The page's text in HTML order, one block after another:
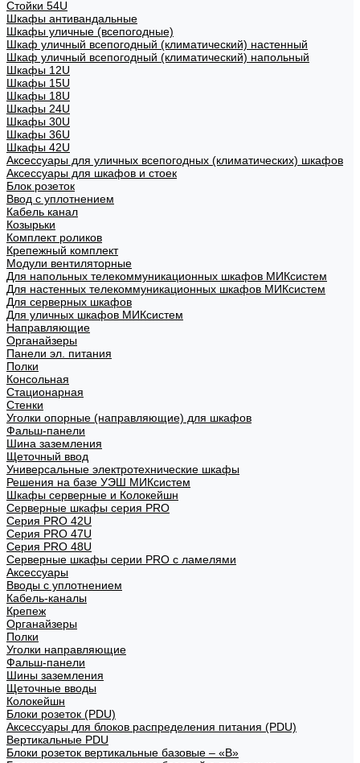
Стойки 54U
Шкафы антивандальные
Шкафы уличные (всепогодные)
Шкаф уличный всепогодный (климатический) настенный
Шкаф уличный всепогодный (климатический) напольный
Шкафы 12U
Шкафы 15U
Шкафы 18U
Шкафы 24U
Шкафы 30U
Шкафы 36U
Шкафы 42U
Аксессуары для уличных всепогодных (климатических) шкафов
Аксессуары для шкафов и стоек
Блок розеток
Ввод с уплотнением
Кабель канал
Козырьки
Комплект роликов
Крепежный комплект
Модули вентиляторные
Для напольных телекоммуникационных шкафов МИКсистем
Для настенных телекоммуникационных шкафов МИКсистем
Для серверных шкафов
Для уличных шкафов МИКсистем
Направляющие
Органайзеры
Панели эл. питания
Полки
Консольная
Стационарная
Стенки
Уголки опорные (направляющие) для шкафов
Фальш-панели
Шина заземления
Щеточный ввод
Универсальные электротехнические шкафы
Решения на базе УЭШ МИКсистем
Шкафы серверные и Колокейшн
Серверные шкафы серия PRO
Серия PRO 42U
Серия PRO 47U
Серия PRO 48U
Серверные шкафы серии PRO с ламелями
Аксессуары
Вводы с уплотнением
Кабель-каналы
Крепеж
Органайзеры
Полки
Уголки направляющие
Фальш-панели
Шины заземления
Щеточные вводы
Колокейшн
Блоки розеток (PDU)
Аксессуары для блоков распределения питания (PDU)
Вертикальные PDU
Блоки розеток вертикальные базовые – «В»